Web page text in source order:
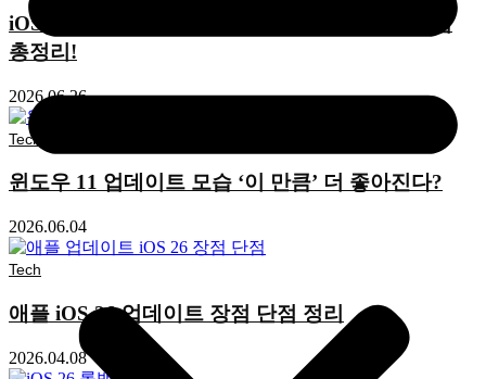
iOS 27 업데이트 지원 기기부터 설치 방법 장단점
총정리!
2026.06.26
Tech
윈도우 11 업데이트 모습 ‘이 만큼’ 더 좋아진다?
2026.06.04
Tech
애플 iOS 26 업데이트 장점 단점 정리
2026.04.08